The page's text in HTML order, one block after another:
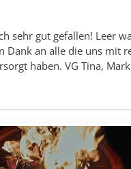
sehr gut gefallen! Leer
Dank an alle die uns mit
haben. VG Tina,